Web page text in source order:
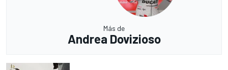
Más de
Andrea Dovizioso